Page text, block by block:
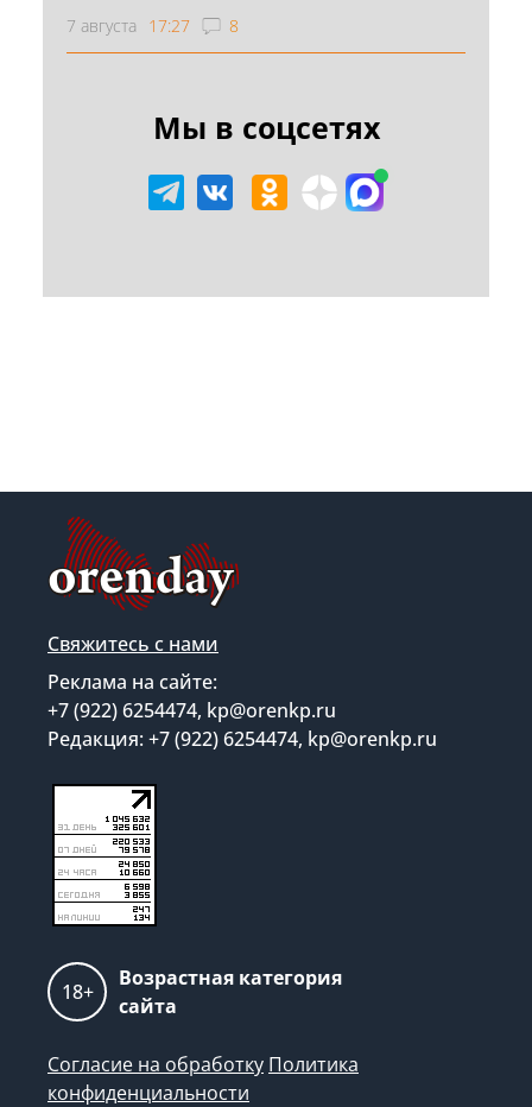
7 августа 17:27 8
Мы в соцсетях
Свяжитесь с нами
Реклама на сайте:
+7 (922) 6254474, kp@orenkp.ru
Редакция: +7 (922) 6254474, kp@orenkp.ru
18+
Возрастная категория
сайта
Согласие на обработку Политика
конфиденциальности